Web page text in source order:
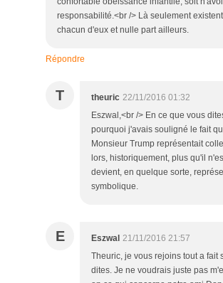
responsabilité.<br /> Là seulement
chacun d'eux et nulle part ailleurs.
Répondre
T theuric 22/11/2016 01:32
Eszwal,<br /> En ce que vous
pourquoi j'avais souligné le fait
Monsieur Trump représentait
lors, historiquement, plus qu'il
devient, en quelque sorte,
symbolique.
E Eszwal 21/11/2016 21:57
Theuric, je vous rejoins tout a fait
dites. Je ne voudrais juste pas